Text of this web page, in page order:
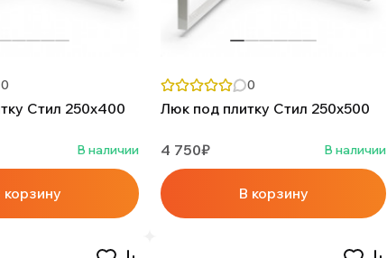
0
Стил 250х400
В наличии
корзину
0
Люк под плитку Стил 250х500
4 750₽ В наличии
В корзину